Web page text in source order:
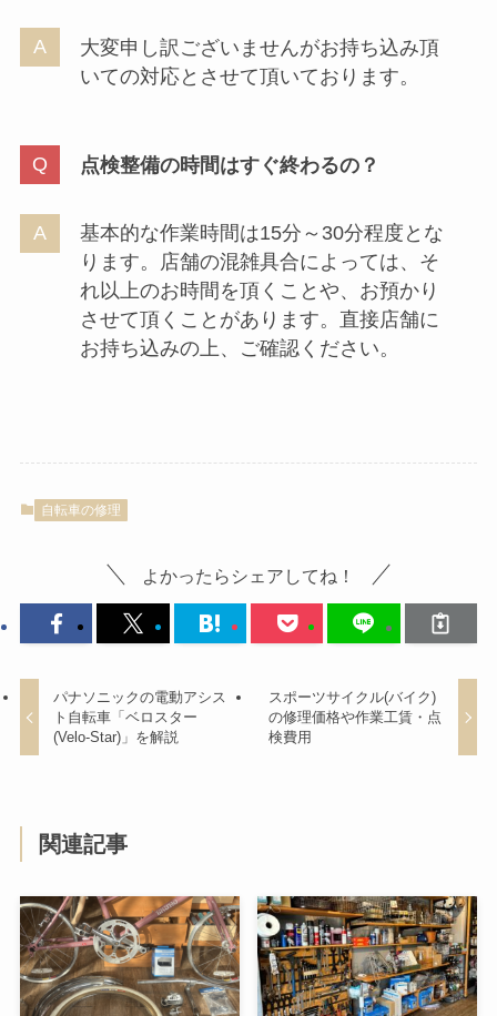
大変申し訳ございませんがお持ち込み頂
いての対応とさせて頂いております。
点検整備の時間はすぐ終わるの？
基本的な作業時間は15分～30分程度とな
ります。店舗の混雑具合によっては、そ
れ以上のお時間を頂くことや、お預かり
させて頂くことがあります。直接店舗に
お持ち込みの上、ご確認ください。
自転車の修理
よかったらシェアしてね！
パナソニックの電動アシス
ト自転車「ベロスター
(Velo-Star)」を解説
スポーツサイクル(バイク)
の修理価格や作業工賃・点
検費用
関連記事